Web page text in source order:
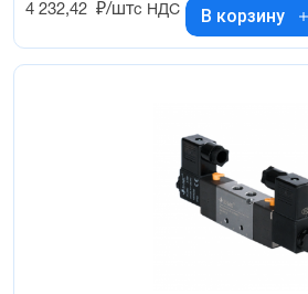
4 232,42 ₽/штс НДС В корзину